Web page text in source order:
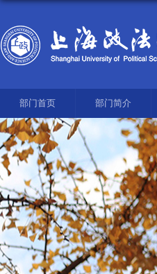
部门首页 部门简介